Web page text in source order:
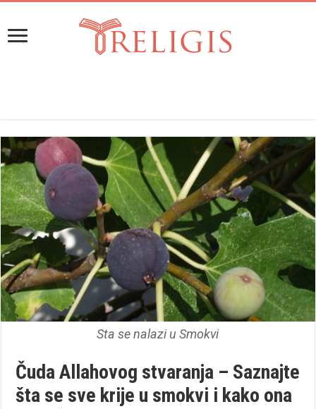
Sta se nalazi u Smokvi
Čuda Allahovog stvaranja – Saznajte
šta se sve krije u smokvi i kako ona